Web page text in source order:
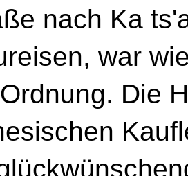
nach Ka
war
Die